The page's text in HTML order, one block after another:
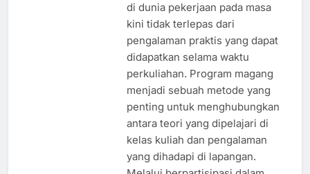
di dunia pekerjaan pada masa
kini tidak terlepas dari
pengalaman praktis yang dapat
didapatkan selama waktu
perkuliahan. Program magang
menjadi sebuah metode yang
penting untuk menghubungkan
antara teori yang dipelajari di
kelas kuliah dan pengalaman
yang dihadapi di lapangan.